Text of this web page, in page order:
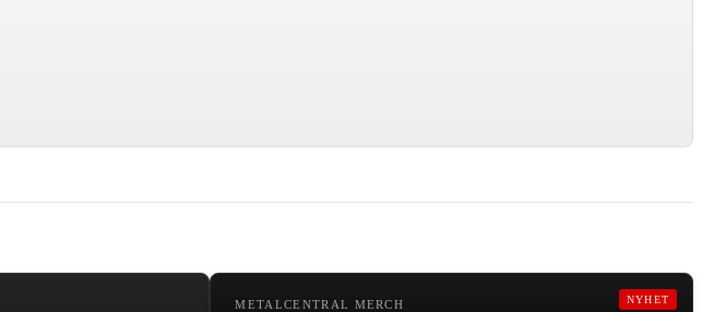
NYHET
METALCENTRAL MERCH